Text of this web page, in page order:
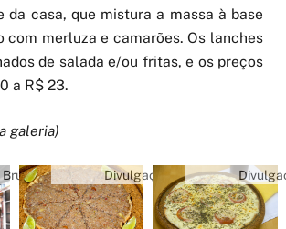
da casa, que mistura a massa à base
com merluza e camarões. Os lanches
de salada e/ou fritas, e os preços
a R$ 23.
galeria)
Bruna
Divulgação